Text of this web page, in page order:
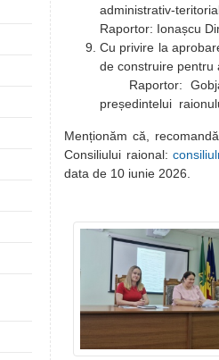
administrativ-
Raportor: Ionașcu
Cu privire la
de
Raportor: Gobja
președintelui
Menționăm că,
Consiliului raional:
data de 10 iunie 2026.